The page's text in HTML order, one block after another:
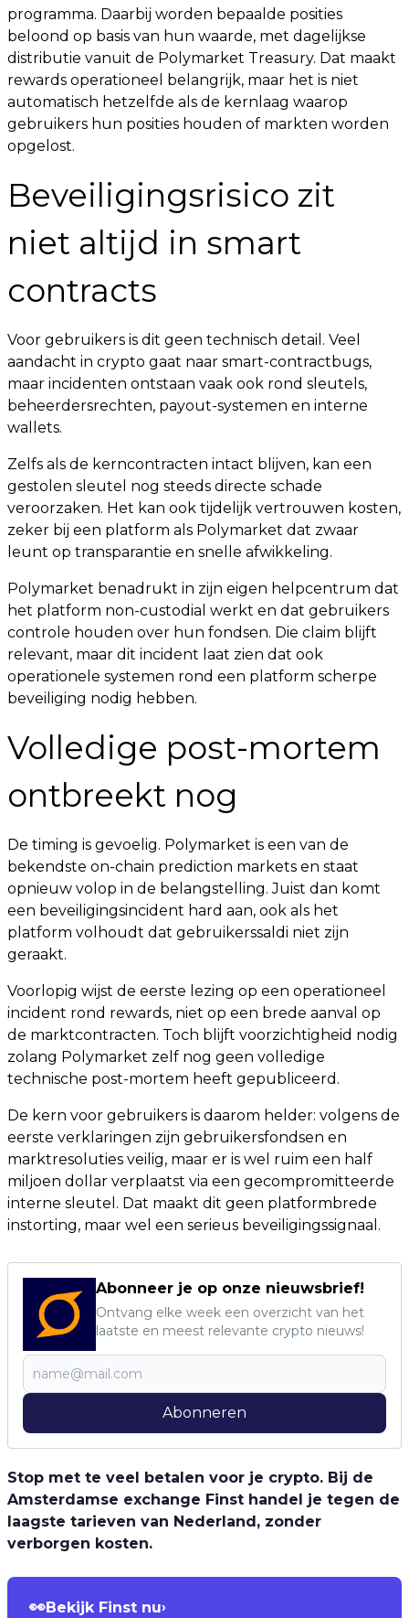
programma. Daarbij worden bepaalde posities
beloond op basis van hun waarde, met dagelijkse
distributie vanuit de Polymarket Treasury. Dat maakt
rewards operationeel belangrijk, maar het is niet
automatisch hetzelfde als de kernlaag waarop
gebruikers hun posities houden of markten worden
opgelost.
Beveiligingsrisico zit
niet altijd in smart
contracts
Voor gebruikers is dit geen technisch detail. Veel
aandacht in crypto gaat naar smart-contractbugs,
maar incidenten ontstaan vaak ook rond sleutels,
beheerdersrechten, payout-systemen en interne
wallets.
Zelfs als de kerncontracten intact blijven, kan een
gestolen sleutel nog steeds directe schade
veroorzaken. Het kan ook tijdelijk vertrouwen kosten,
zeker bij een platform als Polymarket dat zwaar
leunt op transparantie en snelle afwikkeling.
Polymarket benadrukt in zijn eigen helpcentrum dat
het platform non-custodial werkt en dat gebruikers
controle houden over hun fondsen. Die claim blijft
relevant, maar dit incident laat zien dat ook
operationele systemen rond een platform scherpe
beveiliging nodig hebben.
Volledige post-mortem
ontbreekt nog
De timing is gevoelig. Polymarket is een van de
bekendste on-chain prediction markets en staat
opnieuw volop in de belangstelling. Juist dan komt
een beveiligingsincident hard aan, ook als het
platform volhoudt dat gebruikerssaldi niet zijn
geraakt.
Voorlopig wijst de eerste lezing op een operationeel
incident rond rewards, niet op een brede aanval op
de marktcontracten. Toch blijft voorzichtigheid nodig
zolang Polymarket zelf nog geen volledige
technische post-mortem heeft gepubliceerd.
De kern voor gebruikers is daarom helder: volgens de
eerste verklaringen zijn gebruikersfondsen en
marktresoluties veilig, maar er is wel ruim een half
miljoen dollar verplaatst via een gecompromitteerde
interne sleutel. Dat maakt dit geen platformbrede
instorting, maar wel een serieus beveiligingssignaal.
Abonneer je op onze nieuwsbrief!
Ontvang elke week een overzicht van het
laatste en meest relevante crypto nieuws!
Abonneren
Stop met te veel betalen voor je crypto. Bij de
Amsterdamse exchange Finst handel je tegen de
laagste tarieven van Nederland, zonder
verborgen kosten.
👀Bekijk Finst nu›